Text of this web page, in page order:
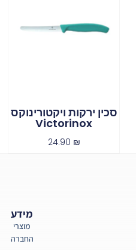
סכין ירקות ויקטורינוקס
Victorinox
24.90 ₪
מידע
מוצרי
החברה